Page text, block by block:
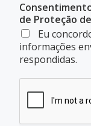
de Proteção
Eu
informações
respondidas.